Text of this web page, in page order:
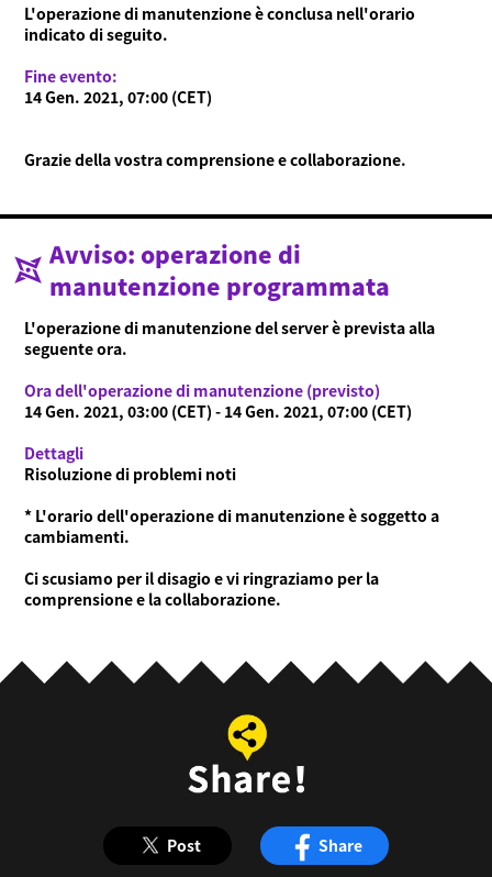
Informazioni sul prodotto
Language
L'operazione di manutenzione è conclusa nell'orario
indicato di seguito.
Fine evento:
14 Gen. 2021, 07:00 (CET)
Grazie della vostra comprensione e collaborazione.
Avviso: operazione di
manutenzione programmata
L'operazione di manutenzione del server è prevista alla
seguente ora.
Ora dell'operazione di manutenzione (previsto)
14 Gen. 2021, 03:00 (CET) - 14 Gen. 2021, 07:00 (CET)
Dettagli
Risoluzione di problemi noti
* L'orario dell'operazione di manutenzione è soggetto a
cambiamenti.
Ci scusiamo per il disagio e vi ringraziamo per la
comprensione e la collaborazione.
Post Share